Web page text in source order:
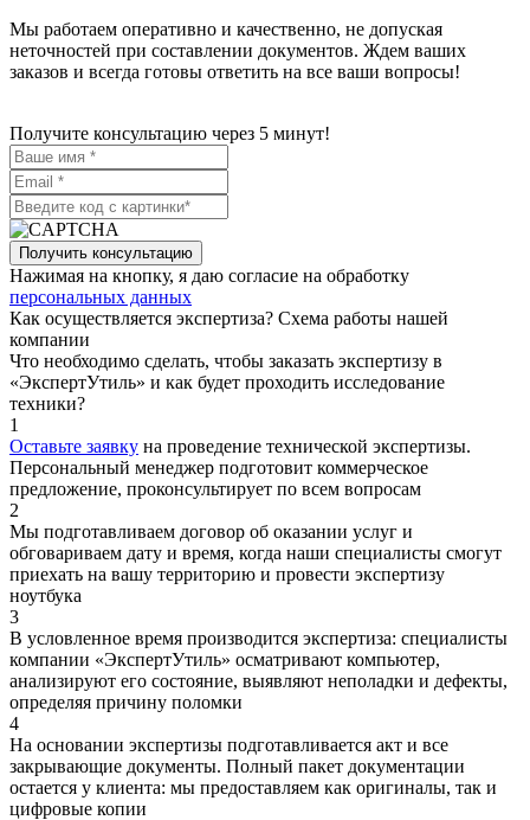
Мы работаем оперативно и качественно, не допуская
неточностей при составлении документов. Ждем ваших
заказов и всегда готовы ответить на все ваши вопросы!
Получите консультацию через 5 минут!
Получить консультацию
Нажимая на кнопку, я даю согласие на обработку
персональных данных
Как осуществляется экспертиза? Схема работы нашей
компании
Что необходимо сделать, чтобы заказать экспертизу в
«ЭкспертУтиль» и как будет проходить исследование
техники?
1
Оставьте заявку на проведение технической экспертизы.
Персональный менеджер подготовит коммерческое
предложение, проконсультирует по всем вопросам
2
Мы подготавливаем договор об оказании услуг и
обговариваем дату и время, когда наши специалисты смогут
приехать на вашу территорию и провести экспертизу
ноутбука
3
В условленное время производится экспертиза: специалисты
компании «ЭкспертУтиль» осматривают компьютер,
анализируют его состояние, выявляют неполадки и дефекты,
определяя причину поломки
4
На основании экспертизы подготавливается акт и все
закрывающие документы. Полный пакет документации
остается у клиента: мы предоставляем как оригиналы, так и
цифровые копии